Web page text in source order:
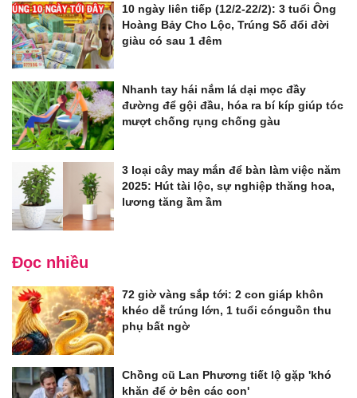
10 ngày liên tiếp (12/2-22/2): 3 tuổi Ông
Hoàng Bảy Cho Lộc, Trúng Số đổi đời
giàu có sau 1 đêm
Nhanh tay hái nắm lá dại mọc đầy
đường để gội đầu, hóa ra bí kíp giúp tóc
mượt chống rụng chống gàu
3 loại cây may mắn để bàn làm việc năm
2025: Hút tài lộc, sự nghiệp thăng hoa,
lương tăng ầm ầm
Đọc nhiều
72 giờ vàng sắp tới: 2 con giáp khôn
khéo dễ trúng lớn, 1 tuổi cónguồn thu
phụ bất ngờ
Chồng cũ Lan Phương tiết lộ gặp 'khó
khăn để ở bên các con'